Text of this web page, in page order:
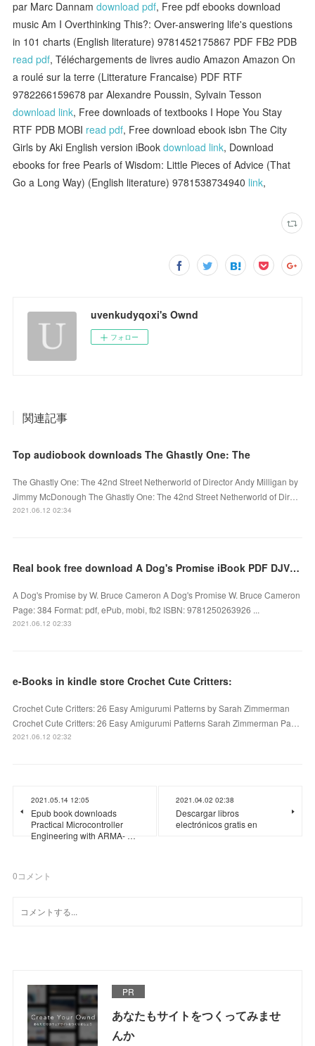
par Marc Dannamdownload pdf, Free pdf ebooks download
music Am I Overthinking This?: Over-answering life's questions
in 101 charts (English literature) 9781452175867 PDF FB2 PDB
read pdf, Téléchargements de livres audio Amazon Amazon On
a roulé sur la terre (Litterature Francaise) PDF RTF
9782266159678 par Alexandre Poussin, Sylvain Tesson
download link, Free downloads of textbooks I Hope You Stay
RTF PDB MOBI read pdf, Free download ebook isbn The City
Girls by Aki English version iBookdownload link, Download
ebooks for free Pearls of Wisdom: Little Pieces of Advice (That
Go a Long Way) (English literature) 9781538734940 link,
uvenkudyqoxi's Ownd
フォロー
関連記事
Top audiobook downloads The Ghastly One: The
The Ghastly One: The 42nd Street Netherworld of Director Andy Milligan by
Jimmy McDonough The Ghastly One: The 42nd Street Netherworld of Dir…
2021.06.12 02:34
Real book free download A Dog's Promise iBook PDF DJVU (English literature) 9781250263926
A Dog's Promise by W. Bruce Cameron A Dog's Promise W. Bruce Cameron
Page: 384 Format: pdf, ePub, mobi, fb2 ISBN: 9781250263926 ...
2021.06.12 02:33
e-Books in kindle store Crochet Cute Critters:
Crochet Cute Critters: 26 Easy Amigurumi Patterns by Sarah Zimmerman
Crochet Cute Critters: 26 Easy Amigurumi Patterns Sarah Zimmerman Pa…
2021.06.12 02:32
2021.05.14 12:05
Epub book downloads
Practical Microcontroller
Engineering with ARMA- …
2021.04.02 02:38
Descargar libros
electrónicos gratis en
0コメント
PR
あなたもサイトをつくってみませ
んか